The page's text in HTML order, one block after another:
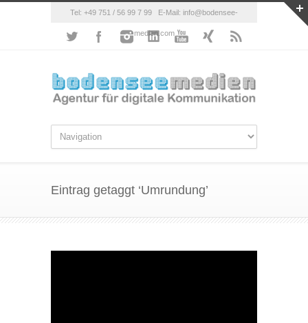
Tel: +49 751 / 56 99 7 99 E-Mail: info@bodensee-
medien.com
Eintrag getaggt ‘Umrundung’